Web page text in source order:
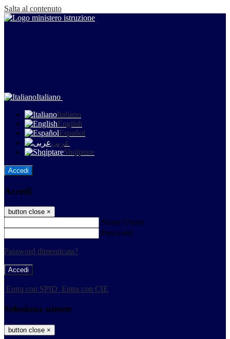
Salta al contenuto
Italiano
Italiano
English
Español
عربى
Shqiptare
Accedi
Accedi
button close ×
Nome Utente
Password
Password dimenticata?
-
Entra con SPID Entra con CIE
Seleziona utente
button close ×